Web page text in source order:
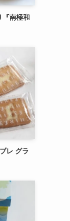
南極和
レ グラ